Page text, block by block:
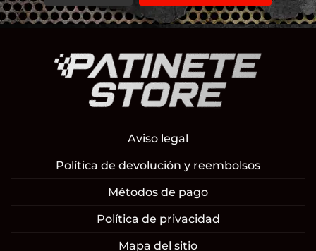
Aviso legal
Política de devolución y reembolsos
Métodos de pago
Política de privacidad
Mapa del sitio